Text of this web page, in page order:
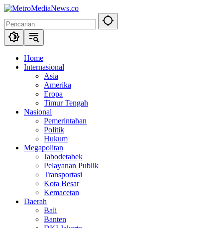
Langsung
konten
Home
Internasional
Asia
Amerika
Eropa
Timur Tengah
Nasional
Pemerintahan
Politik
Hukum
Megapolitan
Jabodetabek
Pelayanan Publik
Transportasi
Kota Besar
Kemacetan
Daerah
Bali
Banten